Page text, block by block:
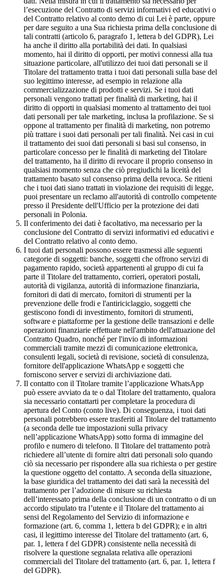
l’esecuzione del Contratto di servizi informativi ed educativi o
del Contratto relativo al conto demo di cui Lei è parte, oppure
per dare seguito a una Sua richiesta prima della conclusione di
tali contratti (articolo 6, paragrafo 1, lettera b del GDPR), Lei
ha anche il diritto alla portabilità dei dati. In qualsiasi
momento, hai il diritto di opporti, per motivi connessi alla tua
situazione particolare, all'utilizzo dei tuoi dati personali se il
Titolare del trattamento tratta i tuoi dati personali sulla base del
suo legittimo interesse, ad esempio in relazione alla
commercializzazione di prodotti e servizi. Se i tuoi dati
personali vengono trattati per finalità di marketing, hai il
diritto di opporti in qualsiasi momento al trattamento dei tuoi
dati personali per tale marketing, inclusa la profilazione. Se si
oppone al trattamento per finalità di marketing, non potremo
più trattare i suoi dati personali per tali finalità. Nei casi in cui
il trattamento dei suoi dati personali si basi sul consenso, in
particolare concesso per le finalità di marketing del Titolare
del trattamento, ha il diritto di revocare il proprio consenso in
qualsiasi momento senza che ciò pregiudichi la liceità del
trattamento basato sul consenso prima della revoca. Se ritieni
che i tuoi dati siano trattati in violazione dei requisiti di legge,
puoi presentare un reclamo all'autorità di controllo competente
presso il Presidente dell'Ufficio per la protezione dei dati
personali in Polonia.
Il conferimento dei dati è facoltativo, ma necessario per la
conclusione del Contratto di servizi informativi ed educativi e
del Contratto relativo al conto demo.
I tuoi dati personali possono essere trasmessi alle seguenti
categorie di soggetti: banche, soggetti che offrono servizi di
pagamento rapido, società appartenenti al gruppo di cui fa
parte il Titolare del trattamento, corrieri, operatori postali,
autorità di vigilanza, autorità di informazione finanziaria,
fornitori di dati di mercato, fornitori di strumenti per la
prevenzione delle frodi e l'antiriciclaggio, soggetti che
gestiscono fondi di investimento, fornitori di strumenti,
software e piattaforme per la gestione delle transazioni e delle
operazioni finanziarie effettuate nell'ambito dell'attuazione del
Contratto Quadro, nonché per l'invio di informazioni
commerciali tramite mezzi di comunicazione elettronica,
consulenti legali, società di revisione, società di consulenza,
fornitore dell'applicazione WhatsApp e soggetti che
forniscono server e servizi di archiviazione dati.
Il contatto con il Titolare tramite l’applicazione WhatsApp
può essere avviato da te o dal Titolare del trattamento, qualora
sia necessario contattarti per completare la procedura di
apertura del Conto (conto live). Di conseguenza, i tuoi dati
personali potrebbero essere trasferiti al Titolare del trattamento
(a seconda delle tue impostazioni sulla privacy
nell’applicazione WhatsApp) sotto forma di immagine del
profilo e numero di telefono. Il Titolare del trattamento potrà
richiedere all’utente di fornire altri dati personali solo quando
ciò sia necessario per rispondere alla sua richiesta o per gestire
la questione oggetto del contatto. A seconda della situazione,
la base giuridica del trattamento dei dati sarà la necessità del
trattamento per l’adozione di misure su richiesta
dell’interessato prima della conclusione di un contratto o di un
accordo stipulato tra l’utente e il Titolare del trattamento ai
sensi del Regolamento del Servizio di informazione e
formazione (art. 6, comma 1, lettera b del GDPR); e in altri
casi, il legittimo interesse del Titolare del trattamento (art. 6,
par. 1, lettera f del GDPR) consistente nella necessità di
risolvere la questione segnalata relativa alle operazioni
commerciali del Titolare del trattamento (art. 6, par. 1, lettera f
del GDPR).